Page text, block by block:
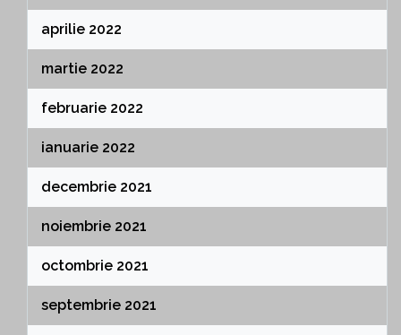
aprilie 2022
martie 2022
februarie 2022
ianuarie 2022
decembrie 2021
noiembrie 2021
octombrie 2021
septembrie 2021